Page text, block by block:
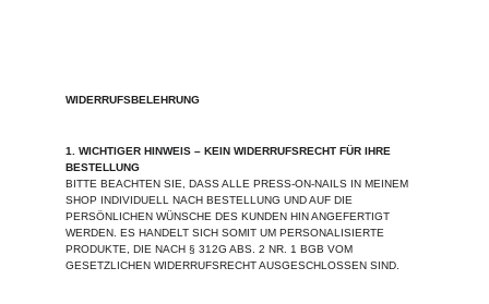
WIDERRUFSBELEHRUNG
1. WICHTIGER HINWEIS – KEIN WIDERRUFSRECHT FÜR IHRE
BESTELLUNG
BITTE BEACHTEN SIE, DASS ALLE PRESS-ON-NAILS IN MEINEM
SHOP INDIVIDUELL NACH BESTELLUNG UND AUF DIE
PERSÖNLICHEN WÜNSCHE DES KUNDEN HIN ANGEFERTIGT
WERDEN. ES HANDELT SICH SOMIT UM PERSONALISIERTE
PRODUKTE, DIE NACH § 312G ABS. 2 NR. 1 BGB VOM
GESETZLICHEN WIDERRUFSRECHT AUSGESCHLOSSEN SIND.